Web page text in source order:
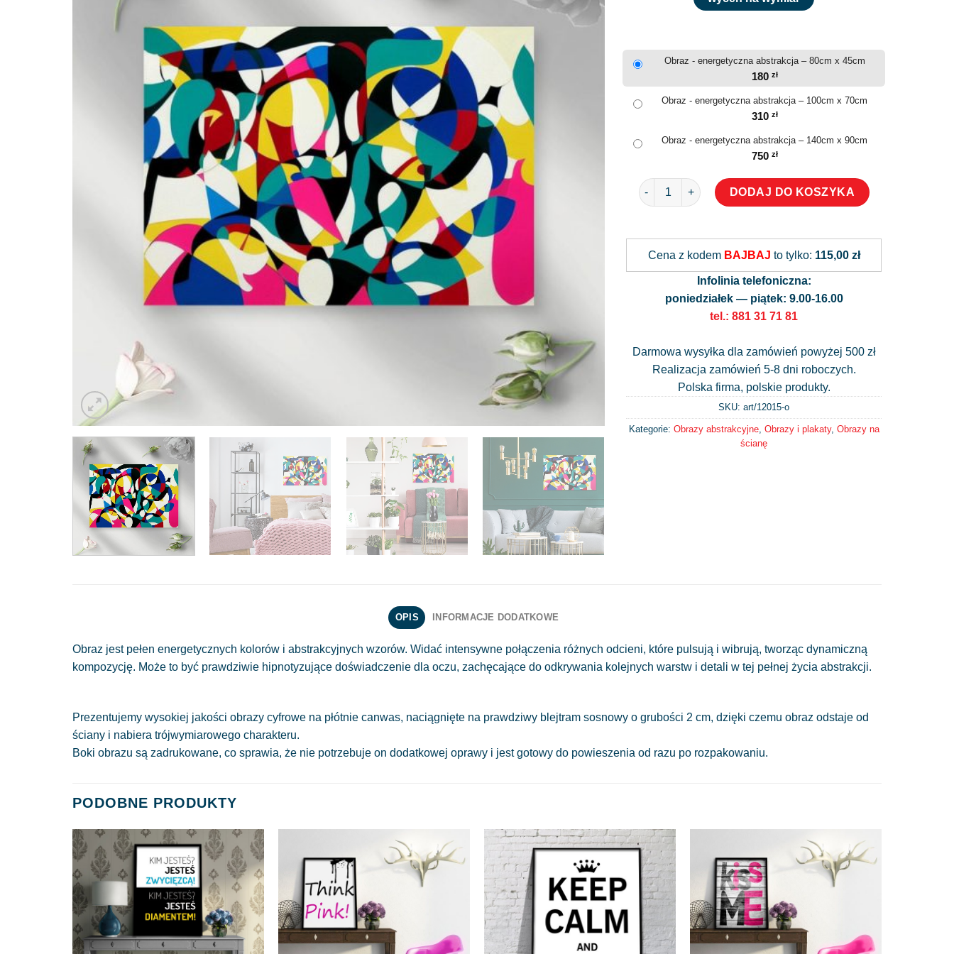
Obraz - energetyczna abstrakcja – 80cm x 45cm
180 zł
Obraz - energetyczna abstrakcja – 100cm x 70cm
310 zł
Obraz - energetyczna abstrakcja – 140cm x 90cm
750 zł
ilość Obraz - energetyczna abstrakcja
DODAJ DO KOSZYKA
Cena z kodem BAJBAJ to tylko: 115,00 zł
Infolinia telefoniczna:
poniedziałek — piątek: 9.00-16.00
tel.: 881 31 71 81
Darmowa wysyłka dla zamówień powyżej 500 zł
Realizacja zamówień 5-8 dni roboczych.
Polska firma, polskie produkty.
SKU: art/12015-o
Kategorie: Obrazy abstrakcyjne, Obrazy i plakaty, Obrazy na
ścianę
OPIS INFORMACJE DODATKOWE
Obraz jest pełen energetycznych kolorów i abstrakcyjnych wzorów. Widać intensywne połączenia różnych odcieni, które pulsują i wibrują, tworząc dynamiczną
kompozycję. Może to być prawdziwie hipnotyzujące doświadczenie dla oczu, zachęcające do odkrywania kolejnych warstw i detali w tej pełnej życia abstrakcji.
Prezentujemy wysokiej jakości obrazy cyfrowe na płótnie canwas, naciągnięte na prawdziwy blejtram sosnowy o grubości 2 cm, dzięki czemu obraz odstaje od
ściany i nabiera trójwymiarowego charakteru.
Boki obrazu są zadrukowane, co sprawia, że nie potrzebuje on dodatkowej oprawy i jest gotowy do powieszenia od razu po rozpakowaniu.
PODOBNE PRODUKTY